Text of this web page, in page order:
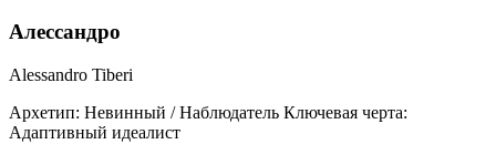
Алессандро
Alessandro Tiberi
Архетип: Невинный / Наблюдатель Ключевая черта:
Адаптивный идеалист